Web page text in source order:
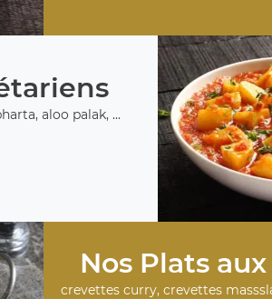
aloo palak, ...
Nos Plats
crevettes curry, crevettes